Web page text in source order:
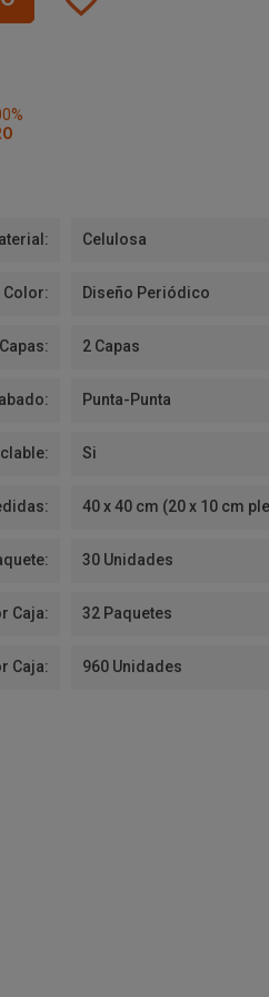
Celulosa
Color: Diseño Periódico
2 Capas
Punta-Punta
Si
40 x 40 cm (20 x 10 cm
30 Unidades
Caja: 32 Paquetes
Caja: 960 Unidades